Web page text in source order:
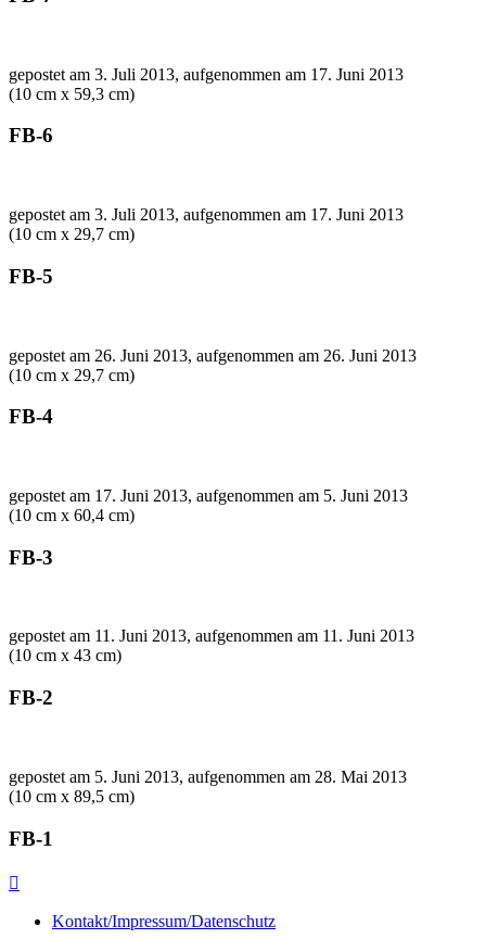
gepostet am 3. Juli 2013, aufgenommen am 17. Juni 2013
(10 cm x 59,3 cm)
FB-6
gepostet am 3. Juli 2013, aufgenommen am 17. Juni 2013
(10 cm x 29,7 cm)
FB-5
gepostet am 26. Juni 2013, aufgenommen am 26. Juni 2013
(10 cm x 29,7 cm)
FB-4
gepostet am 17. Juni 2013, aufgenommen am 5. Juni 2013
(10 cm x 60,4 cm)
FB-3
gepostet am 11. Juni 2013, aufgenommen am 11. Juni 2013
(10 cm x 43 cm)
FB-2
gepostet am 5. Juni 2013, aufgenommen am 28. Mai 2013
(10 cm x 89,5 cm)
FB-1

Kontakt/Impressum/Datenschutz